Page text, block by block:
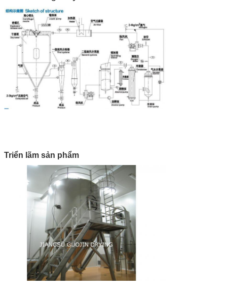
Triển lãm sản phẩm